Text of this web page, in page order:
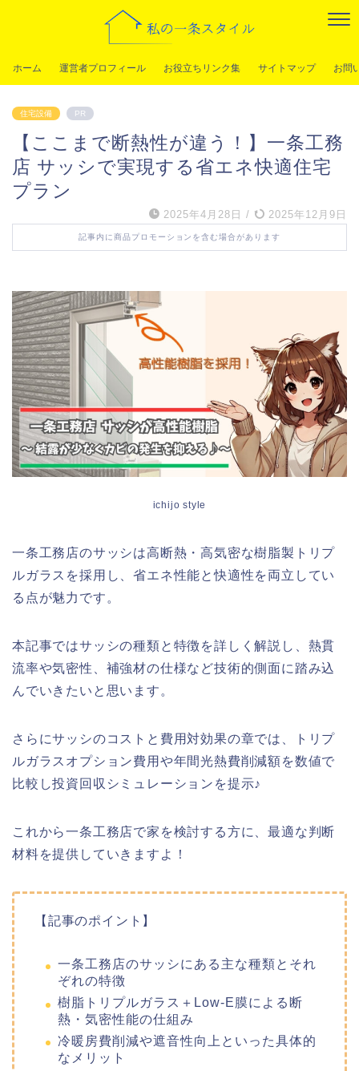
ホーム 運営者プロフィール お役立ちリンク集 サイトマップ お問
住宅設備 PR
【ここまで断熱性が違う！】一条工務
店 サッシで実現する省エネ快適住宅
プラン
2025年4月28日 / 2025年12月9日
記事内に商品プロモーションを含む場合があります
ichijo style
一条工務店のサッシは高断熱・高気密な樹脂製トリプ
ルガラスを採用し、省エネ性能と快適性を両立してい
る点が魅力です。
本記事ではサッシの種類と特徴を詳しく解説し、熱貫
流率や気密性、補強材の仕様など技術的側面に踏み込
んでいきたいと思います。
さらにサッシのコストと費用対効果の章では、トリプ
ルガラスオプション費用や年間光熱費削減額を数値で
比較し投資回収シミュレーションを提示♪
これから一条工務店で家を検討する方に、最適な判断
材料を提供していきますよ！
【記事のポイント】
一条工務店のサッシにある主な種類とそれ
ぞれの特徴
樹脂トリプルガラス＋Low-E膜による断
熱・気密性能の仕組み
冷暖房費削減や遮音性向上といった具体的
なメリット